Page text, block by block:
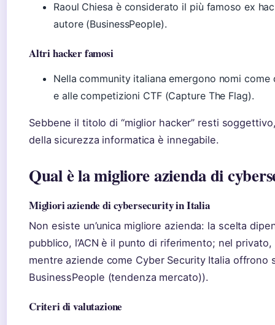
Raoul Chiesa è considerato il più famoso ex
autore (BusinessPeople).
Altri hacker famosi
Nella community italiana emergono nomi
e alle competizioni CTF (Capture The Flag).
Sebbene il titolo di “miglior hacker” resti
della sicurezza informatica è innegabile.
Qual è la migliore azienda di
Migliori aziende di cybersecurity in Italia
Non esiste un’unica migliore azienda: la scelta
pubblico, l’ACN è il punto di riferimento; nel
mentre aziende come Cyber Security Italia offrono
BusinessPeople (tendenza mercato)).
Criteri di valutazione